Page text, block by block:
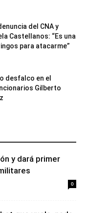
del CNA y
Castellanos: “Es una
para atacarme”
desfalco en el
Gilberto
y dará primer
0